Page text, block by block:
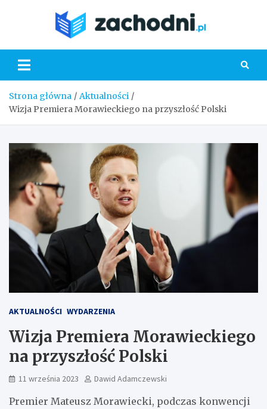
Strona główna
Aktualności
Wizja Premiera Morawieckiego na przyszłość Polski
AKTUALNOŚCI WYDARZENIA
Wizja Premiera Morawieckiego
na przyszłość Polski
11 września 2023 Dawid Adamczewski
Premier Mateusz Morawiecki, podczas konwencji